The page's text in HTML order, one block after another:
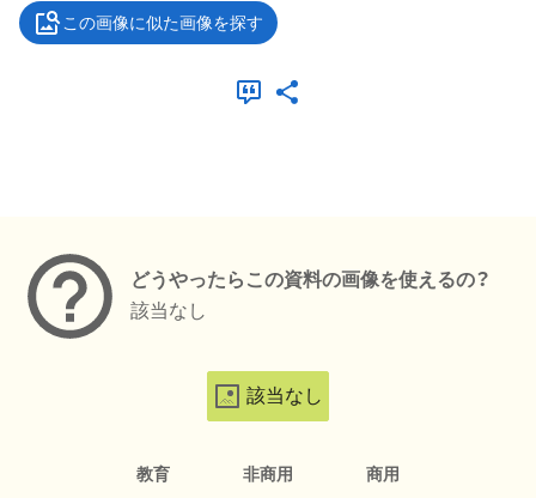
この画像に似た画像を探す
どうやったらこの資料の画像を使えるの？
該当なし
該当なし
教育 非商用 商用